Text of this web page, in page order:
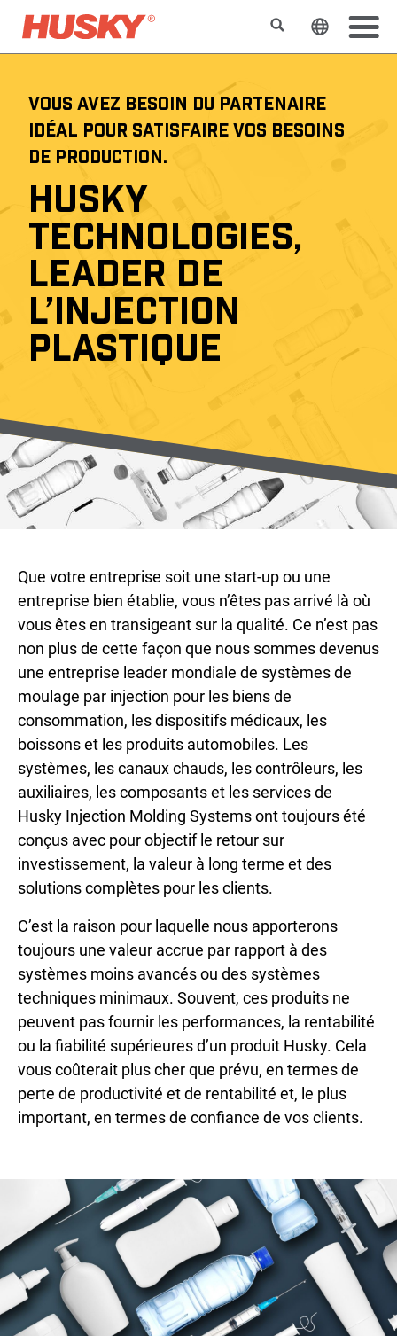
RechercherChanger
VOUS AVEZ BESOIN DU PARTENAIRE
IDÉAL POUR SATISFAIRE VOS BESOINS
DE PRODUCTION.
HUSKY
TECHNOLOGIES,
LEADER DE
L’INJECTION
PLASTIQUE
Que votre entreprise soit une start-up ou une
entreprise bien établie, vous n’êtes pas arrivé là où
vous êtes en transigeant sur la qualité. Ce n’est pas
non plus de cette façon que nous sommes devenus
une entreprise leader mondiale de systèmes de
moulage par injection pour les biens de
consommation, les dispositifs médicaux, les
boissons et les produits automobiles. Les
systèmes, les canaux chauds, les contrôleurs, les
auxiliaires, les composants et les services de
Husky Injection Molding Systems ont toujours été
conçus avec pour objectif le retour sur
investissement, la valeur à long terme et des
solutions complètes pour les clients.
C’est la raison pour laquelle nous apporterons
toujours une valeur accrue par rapport à des
systèmes moins avancés ou des systèmes
techniques minimaux. Souvent, ces produits ne
peuvent pas fournir les performances, la rentabilité
ou la fiabilité supérieures d’un produit Husky. Cela
vous coûterait plus cher que prévu, en termes de
perte de productivité et de rentabilité et, le plus
important, en termes de confiance de vos clients.